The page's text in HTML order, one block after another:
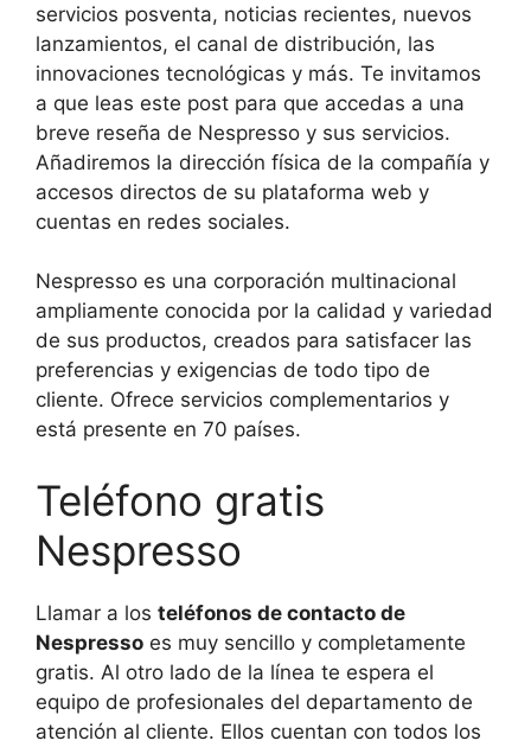
servicios posventa, noticias recientes, nuevos
lanzamientos, el canal de distribución, las
innovaciones tecnológicas y más. Te invitamos
a que leas este post para que accedas a una
breve reseña de Nespresso y sus servicios.
Añadiremos la dirección física de la compañía y
accesos directos de su plataforma web y
cuentas en redes sociales.
Nespresso es una corporación multinacional
ampliamente conocida por la calidad y variedad
de sus productos, creados para satisfacer las
preferencias y exigencias de todo tipo de
cliente. Ofrece servicios complementarios y
está presente en 70 países.
Teléfono gratis
Nespresso
Llamar a los teléfonos de contacto de
Nespresso es muy sencillo y completamente
gratis. Al otro lado de la línea te espera el
equipo de profesionales del departamento de
atención al cliente. Ellos cuentan con todos los